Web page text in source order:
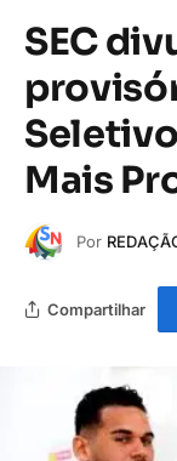
SEC
Mais
Por
Compartilhar